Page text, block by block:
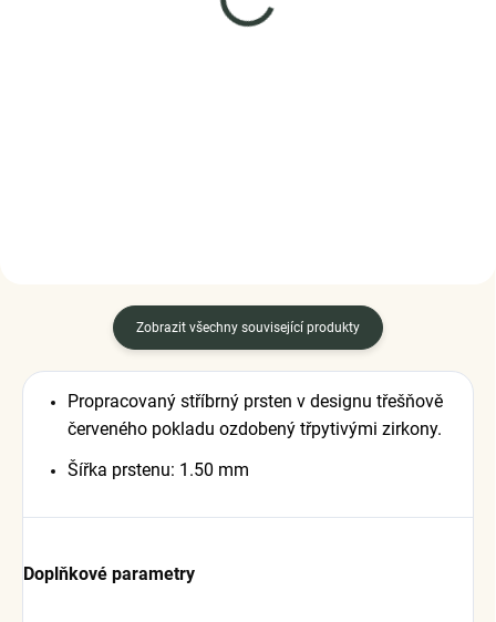
Zobrazit všechny související produkty
Propracovaný stříbrný prsten v designu třešňově
červeného pokladu ozdobený třpytivými zirkony.
Šířka prstenu: 1.50 mm
Doplňkové parametry